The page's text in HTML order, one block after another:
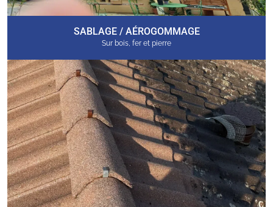
SABLAGE / AÉROGOMMAGE
Sur bois, fer et pierre